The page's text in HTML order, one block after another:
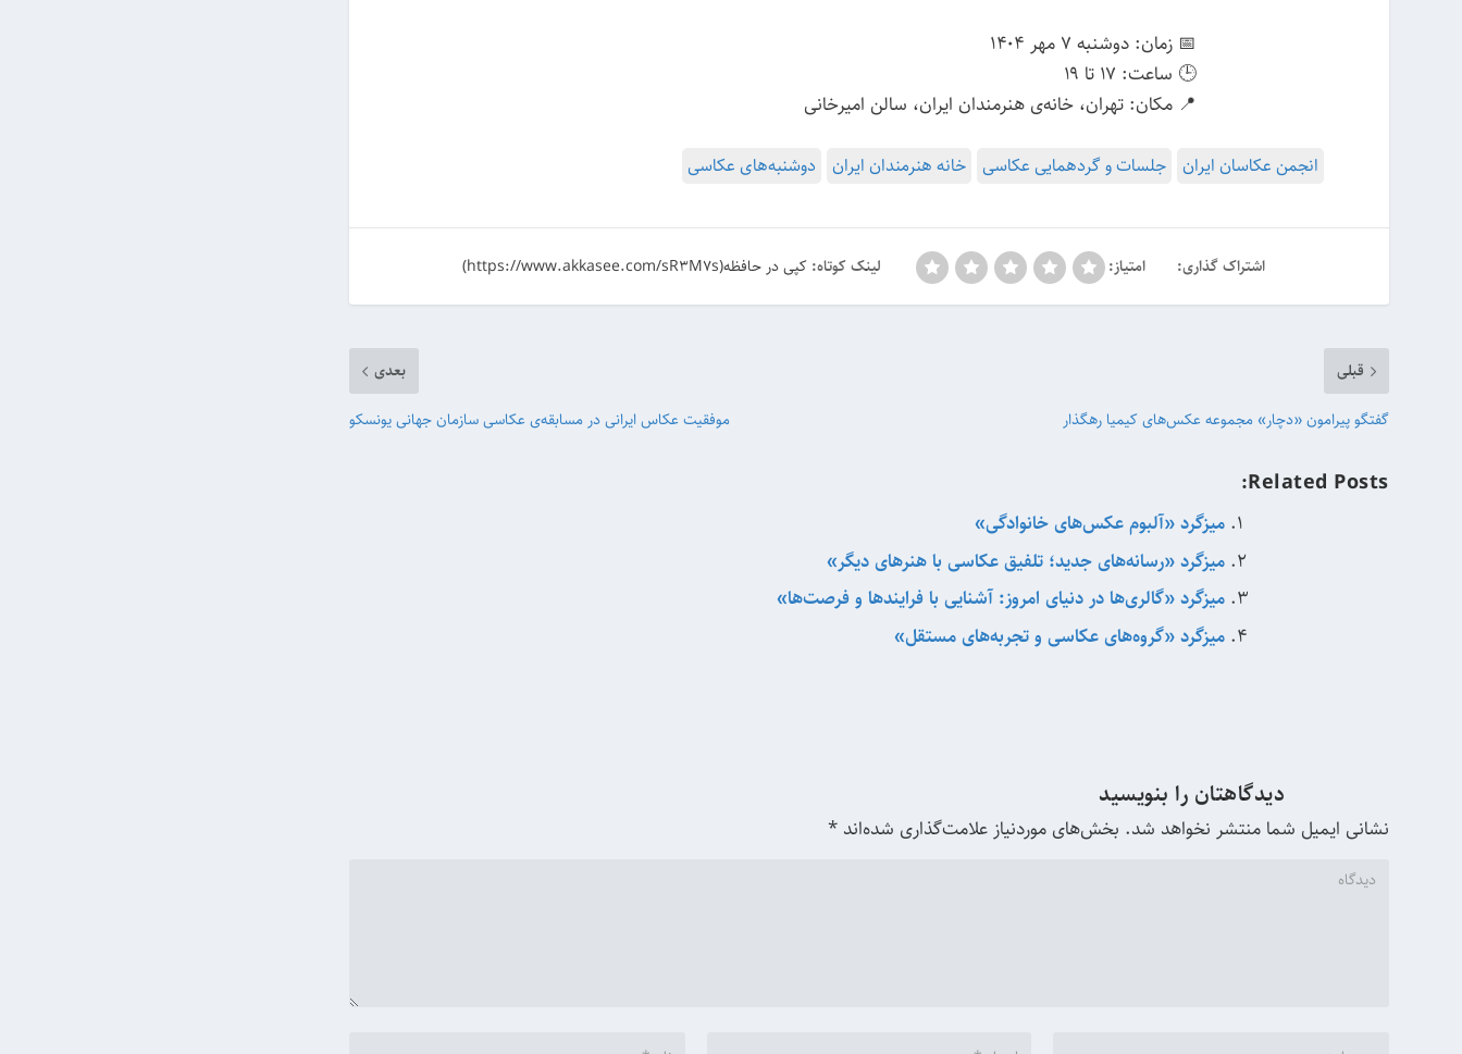
📅 زمان: دوشنبه ۷ مهر ۱۴۰۴
🕒 ساعت: ۱۷ تا ۱۹
📍 مکان: تهران، خانه‌ی هنرمندان ایران، سالن امیرخانی
انجمن عکاسان ایران جلسات و گردهمایی عکاسی خانه هنرمندان ایران دوشنبه‌های عکاسی
اشتراک گذاری: امتیاز: لینک کوتاه: کپی در حافظه(https://www.akkasee.com/sR3M7s)
قبلی
گفتگو پیرامون «دچار» مجموعه عکس‌های کیمیا رهگذار
بعدی
موفقیت عکاس ایرانی در مسابقه‌ی عکاسی سازمان جهانی یونسکو
Related Posts:
میزگرد «آلبوم عکس‌های خانوادگی»
میزگرد «رسانه‌های جدید؛ تلفیق عکاسی با هنرهای دیگر»
میزگرد «گالری‌ها در دنیای امروز: آشنایی با فرایندها و فرصت‌ها»
میزگرد «گروه‌های عکاسی و تجربه‌های مستقل»
دیدگاهتان را بنویسید
نشانی ایمیل شما منتشر نخواهد شد. بخش‌های موردنیاز علامت‌گذاری شده‌اند*